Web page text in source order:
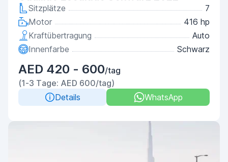
Sitzplätze
7
Motor
416 hp
Kraftübertragung
Auto
Innenfarbe
Schwarz
AED 420 - 600/tag
(1-3 Tage: AED 600/tag)
Details
WhatsApp